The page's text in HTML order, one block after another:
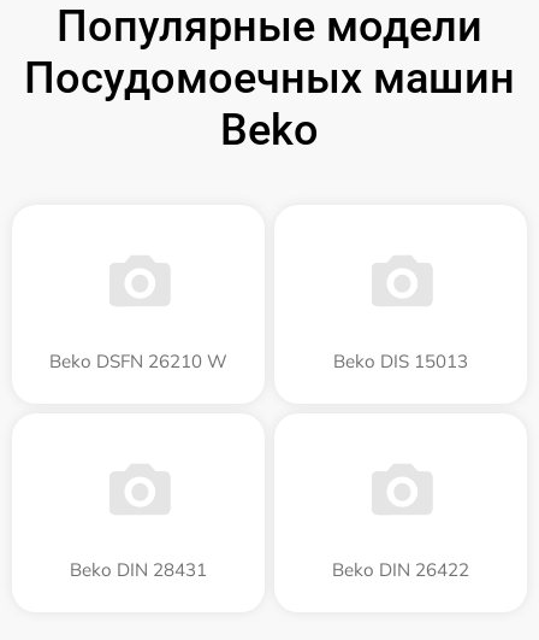
Популярные модели
Посудомоечных машин
Beko
Beko DSFN 26210 W Beko DIS 15013
Beko DIN 28431 Beko DIN 26422